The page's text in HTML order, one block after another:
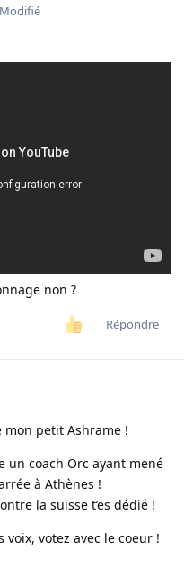
Modifié
non ?
Répondre
petit Ashrame !
un coach Orc ayant mené
à Athènes !
la suisse t’es dédié !
voix, votez avec le coeur !